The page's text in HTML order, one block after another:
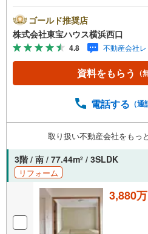
対象店舗ーーーー当店で物
ライトがもらえる「Yahoo
ン」の対象になります。「
る」ボタンからお問い合わ
AN IDでログインしてく
は出金と譲渡はできませ
ーー紹介金融機関/都市銀
は融資実行時のものとなり
済額と異なる場合がありま
ーーーーーーーーーーーー
ゴールド推奨店
株式会社東宝ハウス横浜西口
4.8 不動産会社
資料をもらう （
電話する （
取り扱い不動産会社をもっ
3階 / 南 / 77.44m2 / 3SLDK
リフォーム
3,880